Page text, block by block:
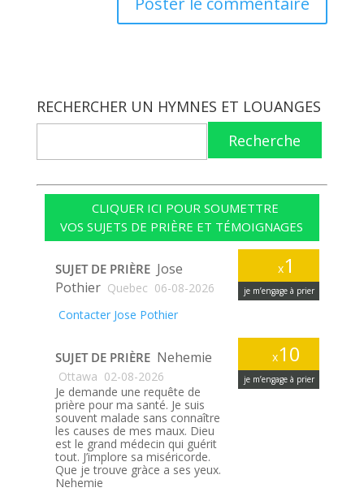
RECHERCHER UN HYMNES ET LOUANGES
Recherche
CLIQUER ICI POUR SOUMETTRE
VOS SUJETS DE PRIÈRE ET TÉMOIGNAGES
x1
je m’engage à prier
SUJET DE PRIÈRE Jose
Pothier Quebec 06-08-2026
Contacter Jose Pothier
x10
je m’engage à prier
SUJET DE PRIÈRE Nehemie
Ottawa 02-08-2026
Je demande une requête de
prière pour ma santé. Je suis
souvent malade sans connaître
les causes de mes maux. Dieu
est le grand médecin qui guérit
tout. J’implore sa miséricorde.
Que je trouve gràce a ses yeux.
Nehemie